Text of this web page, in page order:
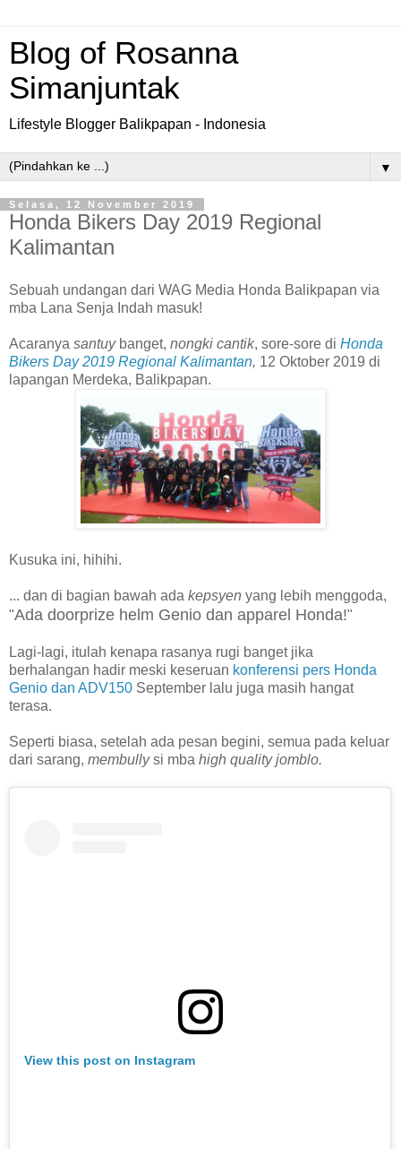
Blog of Rosanna
Simanjuntak
Lifestyle Blogger Balikpapan - Indonesia
▼
Selasa, 12 November 2019
Honda Bikers Day 2019 Regional
Kalimantan
Sebuah undangan dari WAG Media Honda Balikpapan via
mba Lana Senja Indah masuk!
Acaranya santuybanget, nongki cantik, sore-sore di Honda
Bikers Day 2019 Regional Kalimantan, 12 Oktober 2019 di
lapangan Merdeka, Balikpapan.
Kusuka ini, hihihi.
... dan di bagian bawah ada kepsyen yang lebih menggoda,
"Ada doorprize helm Genio dan apparel Honda!"
Lagi-lagi, itulah kenapa rasanya rugi banget jika
berhalangan hadir meski keseruan konferensi pers Honda
Genio dan ADV150 September lalu juga masih hangat
terasa.
Seperti biasa, setelah ada pesan begini, semua pada keluar
dari sarang, membullysi mba high quality jomblo.
View this post on Instagram